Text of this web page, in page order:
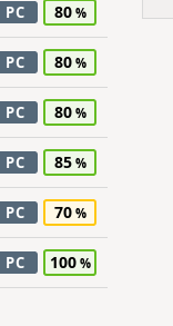
PC 80
PC 80
PC 80
PC 85
PC 70
PC 100